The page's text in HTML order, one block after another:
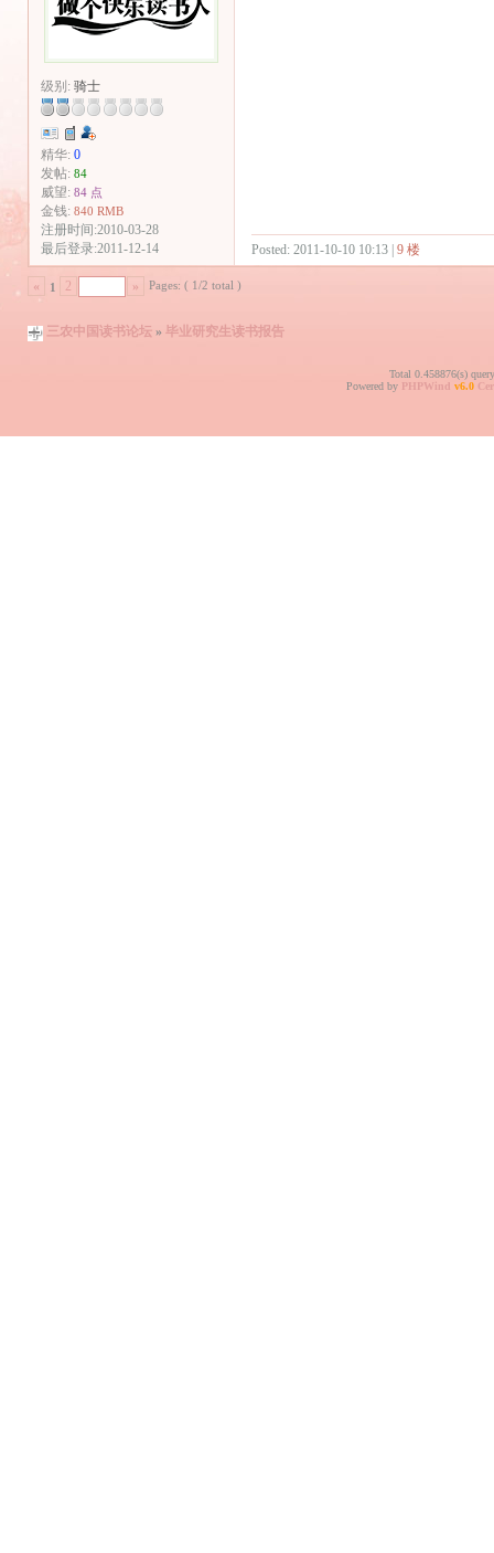
级别: 骑士
精华: 0
发帖: 84
威望: 84 点
金钱: 840 RMB
注册时间:2010-03-28
最后登录:2011-12-14
Posted: 2011-10-10 10:13 | 9 楼
« 1 2 » Pages: ( 1/2 total )
三农中国读书论坛 » 毕业研究生读书报告
Total 0.458876(s)
Powered by PHPWind v6.0